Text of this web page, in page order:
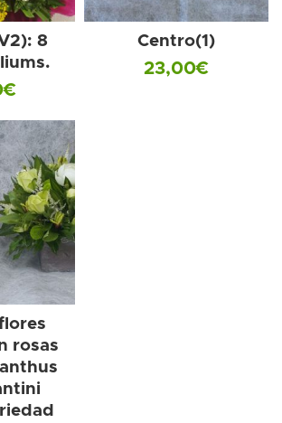
8
€
Centro(1)
23,00€
rosas